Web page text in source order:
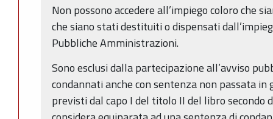
Non possono accedere all’impiego coloro che
che siano stati destituiti o dispensati
Pubbliche Amministrazioni.
Sono esclusi dalla partecipazione all’avviso
condannati anche con sentenza non passata in
previsti dal capo I del titolo II del libro secondo